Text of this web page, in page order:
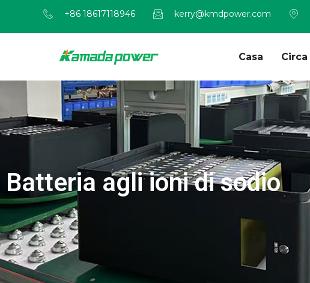
+86 18617118946 kerry@kmdpower.com
Casa Circa
Batteria agli ioni di sodio